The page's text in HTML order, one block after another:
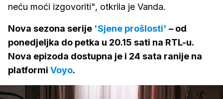
neću moći izgovoriti", otkrila je Vanda.
Nova sezona serije 'Sjene prošlosti' – od
ponedjeljka do petka u 20.15 sati na RTL-u.
Nova epizoda dostupna je i 24 sata ranije na
platformi Voyo.